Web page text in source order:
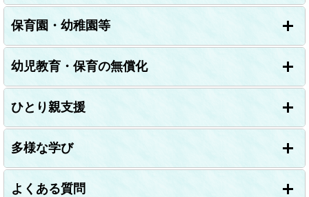
保育園・幼稚園等
幼児教育・保育の無償化
ひとり親支援
多様な学び
よくある質問